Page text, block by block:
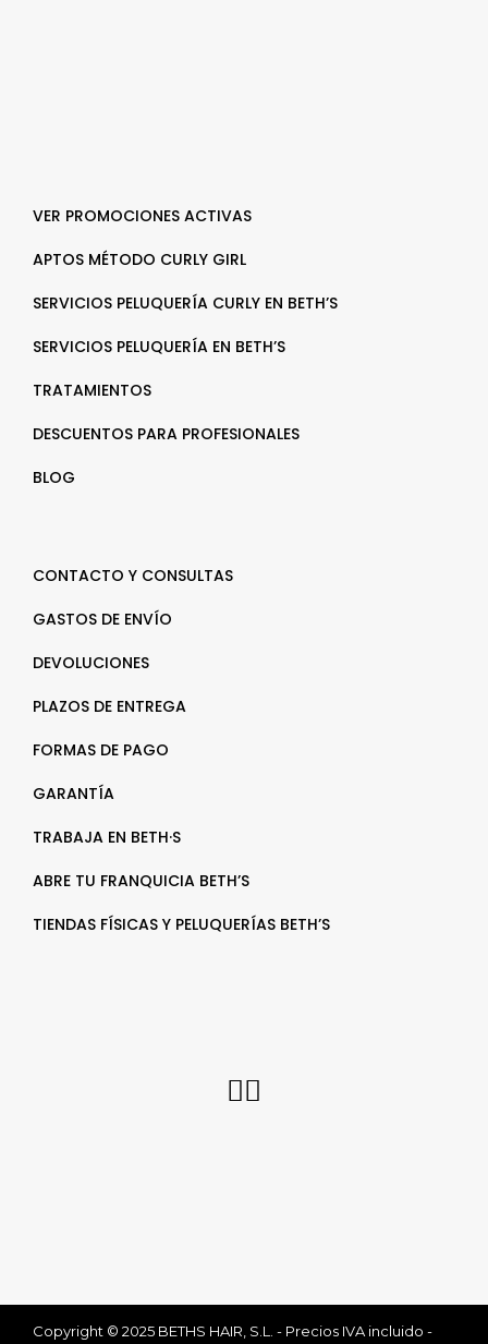
VER PROMOCIONES ACTIVAS
APTOS MÉTODO CURLY GIRL
SERVICIOS PELUQUERÍA CURLY EN BETH’S
SERVICIOS PELUQUERÍA EN BETH’S
TRATAMIENTOS
DESCUENTOS PARA PROFESIONALES
BLOG
CONTACTO Y CONSULTAS
GASTOS DE ENVÍO
DEVOLUCIONES
PLAZOS DE ENTREGA
FORMAS DE PAGO
GARANTÍA
TRABAJA EN BETH·S
ABRE TU FRANQUICIA BETH’S
TIENDAS FÍSICAS Y PELUQUERÍAS BETH’S
Copyright © 2025 BETHS HAIR, S.L. - Precios IVA incluido -